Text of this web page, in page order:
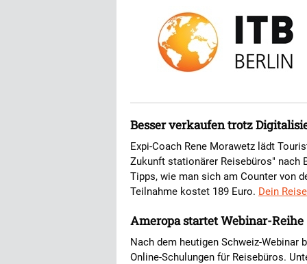
Besser verkaufen trotz
Expi-Coach Rene Morawetz lädt
Zukunft stationärer Reisebüros" nach
Tipps, wie man sich am Counter von
Teilnahme kostet 189 Euro. Dein
Ameropa startet Webinar-Reihe
Nach dem heutigen Schweiz-
Online-Schulungen für Reisebüros.